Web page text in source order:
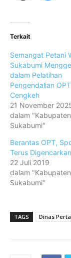
Terkait
Semangat Petani
Sukabumi
dalam Pelatihan
Pengendalian OPT
Cengkeh
21 November
dalam "Kabupaten
Sukabumi"
Berantas OPT,
Terus Digencarkan
22 Juli 2019
dalam "Kabupaten
Sukabumi"
TAGS Dinas